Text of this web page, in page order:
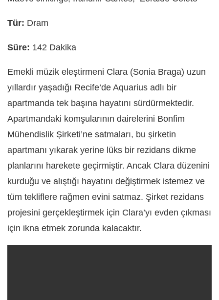
Tür: Dram
Süre: 142 Dakika
Emekli müzik eleştirmeni Clara (Sonia Braga) uzun
yıllardır yaşadığı Recife’de Aquarius adlı bir
apartmanda tek başına hayatını sürdürmektedir.
Apartmandaki komşularının dairelerini Bonfim
Mühendislik Şirketi’ne satmaları, bu şirketin
apartmanı yıkarak yerine lüks bir rezidans dikme
planlarını harekete geçirmiştir. Ancak Clara düzenini
kurduğu ve alıştığı hayatını değiştirmek istemez ve
tüm tekliflere rağmen evini satmaz. Şirket rezidans
projesini gerçekleştirmek için Clara’yı evden çıkması
için ikna etmek zorunda kalacaktır.